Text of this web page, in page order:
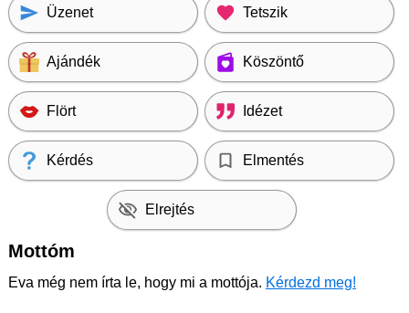
Üzenet Tetszik
Ajándék Köszöntő
Flört Idézet
Kérdés Elmentés
Elrejtés
Mottóm
Eva még nem írta le, hogy mi a mottója. Kérdezd meg!